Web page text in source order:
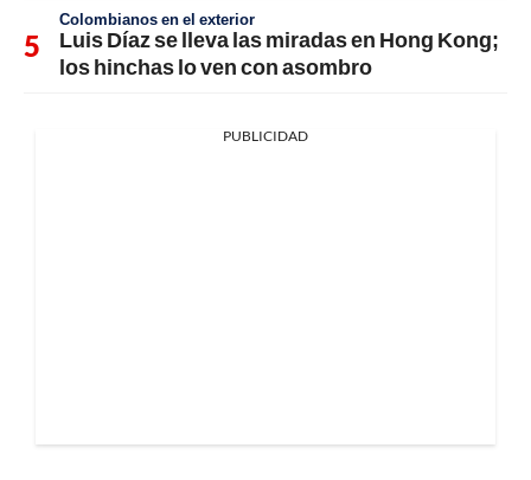
Colombianos en el exterior
Luis Díaz se lleva las miradas en Hong Kong;
los hinchas lo ven con asombro
PUBLICIDAD